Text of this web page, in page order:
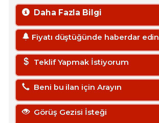
Daha Fazla Bilgi
Fiyatı düştüğünde haberdar edin
Teklif Yapmak İstiyorum
Beni bu ilan için Arayın
Görüş Gezisi İsteği